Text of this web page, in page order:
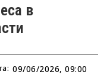
в
09/06/2026, 09:00